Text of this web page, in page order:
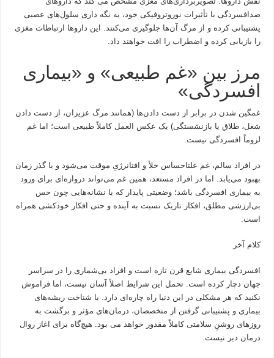
ضدافسردگی با تأثیرات نوروتروفیکی خود، به نگه داری سلول‌های عصبی
پشتیبانی کرده و از مرگ آن‌ها جلوگیری می‌کنند. این داروها ارتباطات مغزی
را بازیابی کرده و اضطراب را افت خواهند داد.
مرز بین «غم طبیعی» و «بیماری
افسردگی»
غمگین شدن در برابر از دست دادن‌ها (همانند مرگ عزیزان، از دست دادن
شغل، طلاق یا بازنشستگی) یک عکس العمل کاملاً طبیعی است؛ اما غم
لزوماً افسردگی نیست.
در افراد سالم، غم علتاحساس خلأ و افتانرژیِ موقت می‌شود و با گذر زمان
بهبود می‌یابد. اما در افراد مستعد، همین غم می‌تواند دروازه‌ای برای ورود
به بیماری افسردگی باشد؛ وضعیتی پایدار که با نشانه‌هایی چون حس
بی‌ارزشی مطلق، افکار تاریک نسبت به آینده و حتی افکار خودکشی همراه
است.
کلام آخر
افسردگی بیماری شایع قرن تازه است و افراد بی‌شماری را در سراسر
جهان دچار کرده است. تحمل این شرایط اصلاً آسان نیست، اما فراموش
نکنید که هر مشکلی در این دنیا راه چاره‌ای دارد. با شناخت ریشه‌های
بیماری و پشتیبانی گرفتن از متخصصان، درمان‌های مؤثر و برگشت به
روزهای روشنِ سلامتی کاملاً مقدور خواهد می بود. هیچ‌گاه برای اغاز روال
درمان دیر نیست.